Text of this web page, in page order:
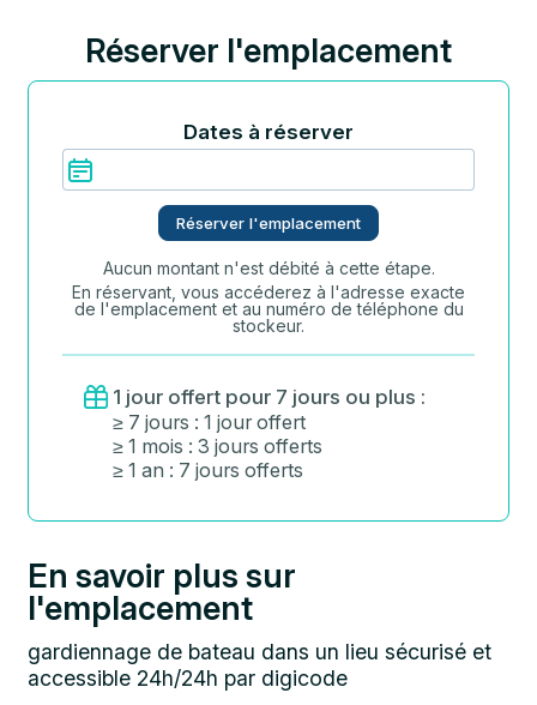
En savoir plus sur
l'emplacement
gardiennage de bateau dans un lieu sécurisé et
accessible 24h/24h par digicode
Réserver l'emplacement
Dates à réserver
Réserver l'emplacement
Aucun montant n'est débité à cette étape.
En réservant, vous accéderez à l'adresse exacte
de l'emplacement et au numéro de téléphone du
stockeur.
1 jour offert pour 7 jours ou plus :
≥ 7 jours : 1 jour offert
≥ 1 mois : 3 jours offerts
≥ 1 an : 7 jours offerts